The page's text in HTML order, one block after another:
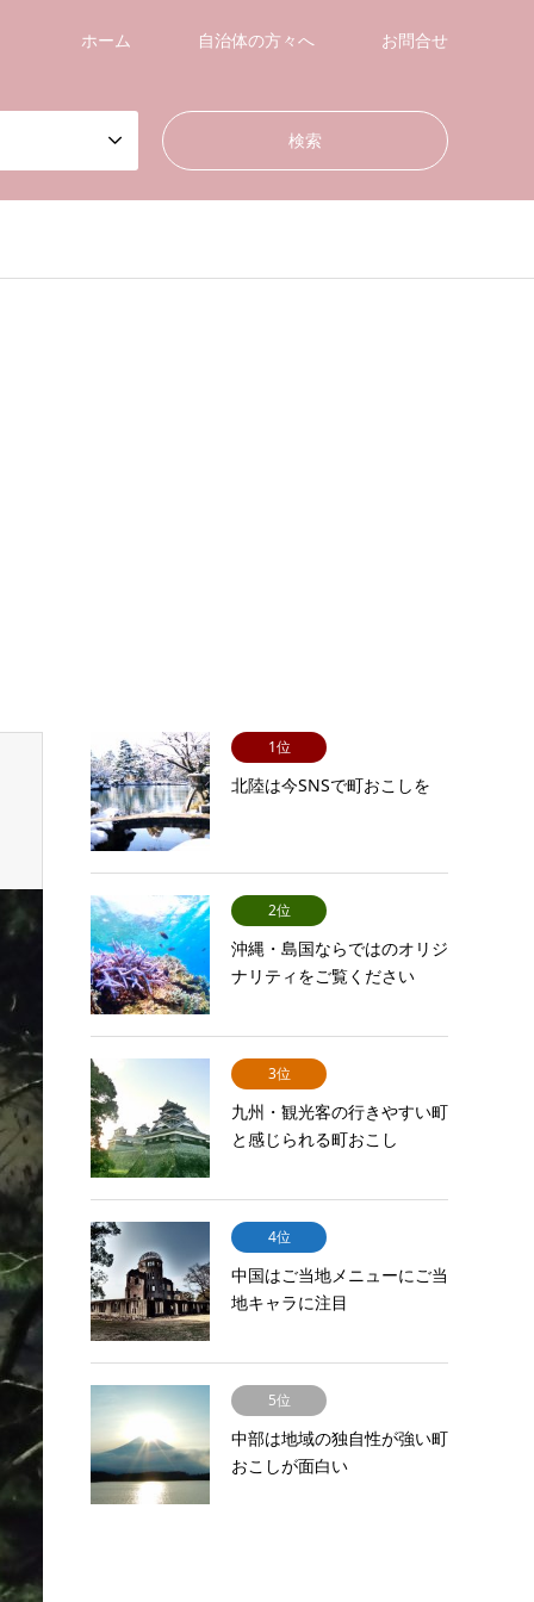
ホーム 自治体の方々へ お問合せ
1位
北陸は今SNSで町おこしを
2位
沖縄・島国ならではのオリジ
ナリティをご覧ください
3位
九州・観光客の行きやすい町
と感じられる町おこし
4位
中国はご当地メニューにご当
地キャラに注目
5位
中部は地域の独自性が強い町
おこしが面白い